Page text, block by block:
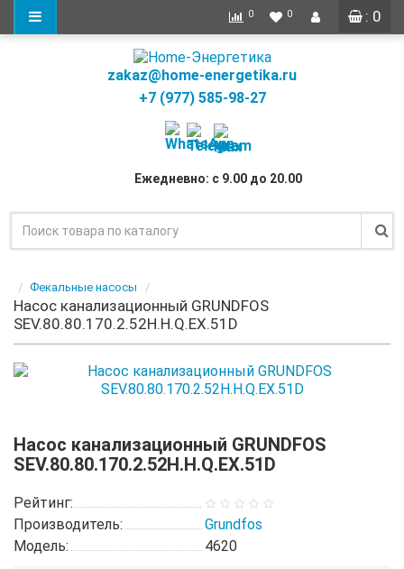
: 0
0 0
zakaz@home-energetika.ru
+7 (977) 585-98-27
Ежедневно: с 9.00 до 20.00
Фекальные насосы
Насос канализационный GRUNDFOS
SEV.80.80.170.2.52H.H.Q.EX.51D
Насос канализационный GRUNDFOS
SEV.80.80.170.2.52H.H.Q.EX.51D
Рейтинг:
Производитель:
Grundfos
Модель:
4620